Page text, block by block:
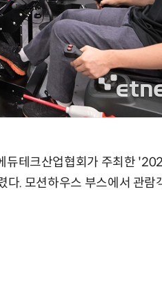
테크산업협회가 주최한
. 모션하우스 부스에서 관람